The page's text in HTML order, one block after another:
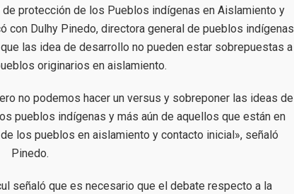
protección de los Pueblos indígenas en Aislamiento y
con Dulhy Pinedo, directora general de pueblos indígenas
las idea de desarrollo no pueden estar sobrepuestas a
originarios en aislamiento.
no podemos hacer un versus y sobreponer las ideas de
pueblos indígenas y más aún de aquellos que están en
los pueblos en aislamiento y contacto inicial», señaló
Pinedo.
señaló que es necesario que el debate respecto a la